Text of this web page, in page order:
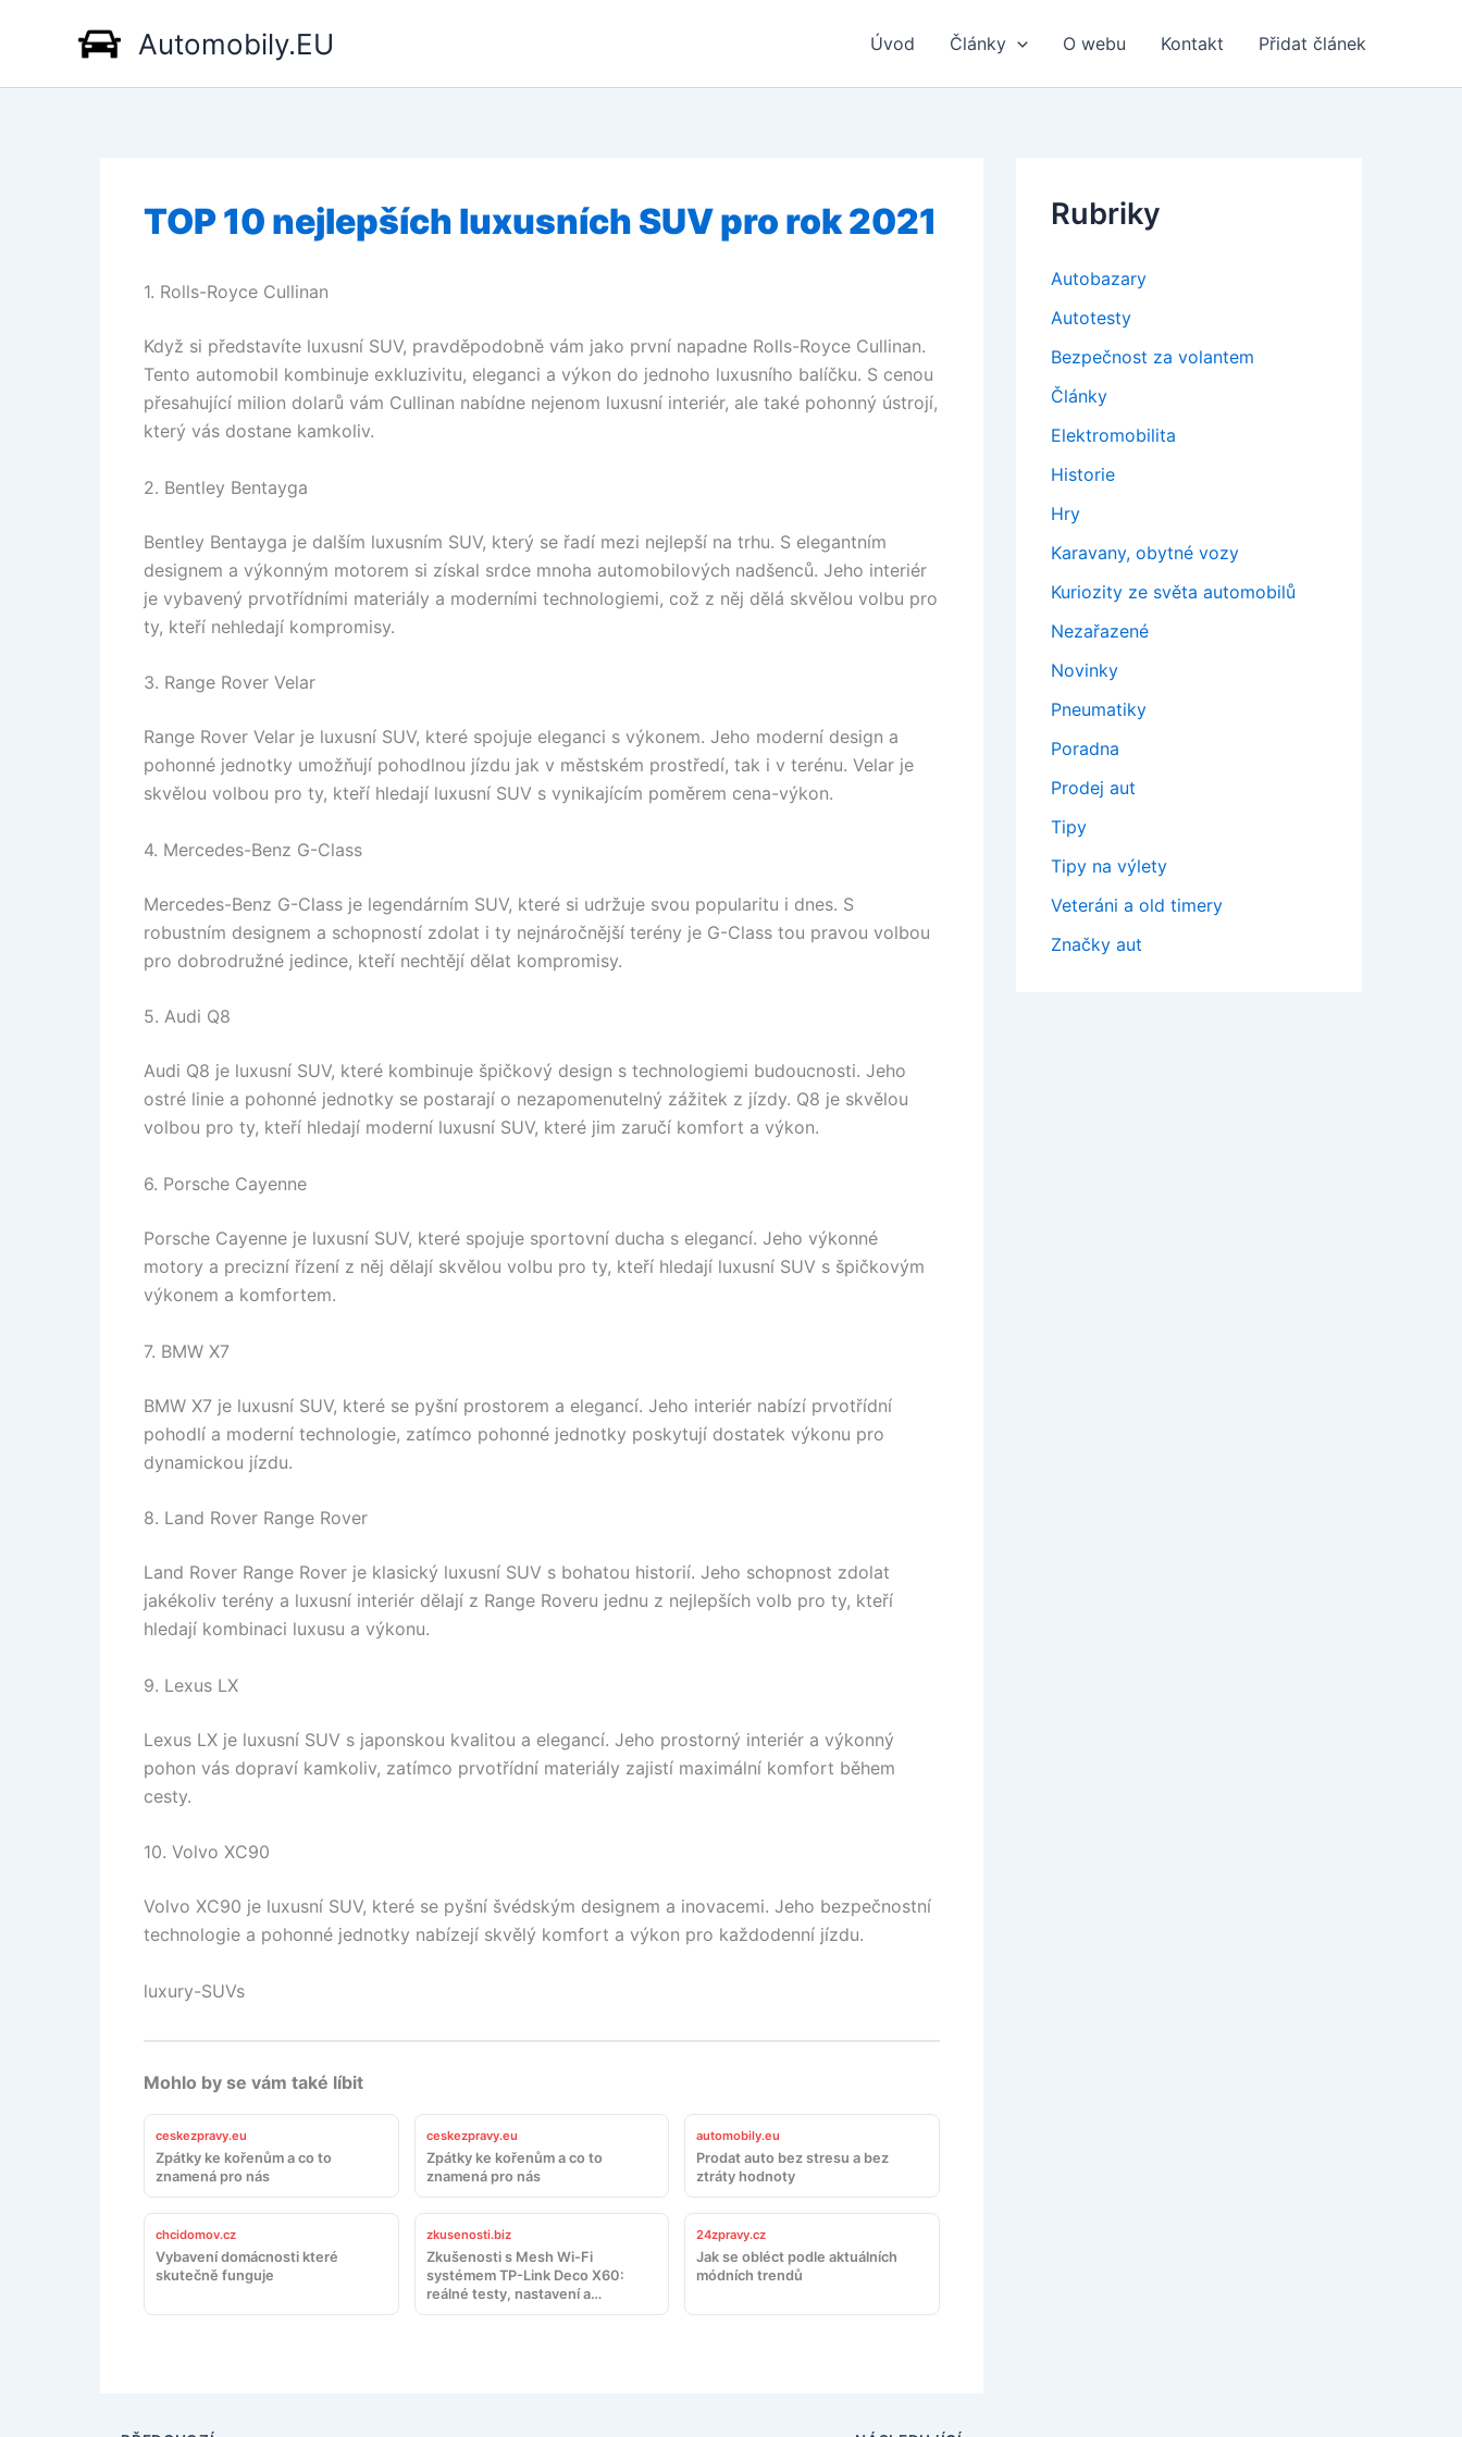
Automobily.EU Úvod Články O webu Kontakt Přidat článek
TOP 10 nejlepších luxusních SUV pro rok 2021
1. Rolls-Royce Cullinan
Když si představíte luxusní SUV, pravděpodobně vám jako první napadne Rolls-Royce Cullinan.
Tento automobil kombinuje exkluzivitu, eleganci a výkon do jednoho luxusního balíčku. S cenou
přesahující milion dolarů vám Cullinan nabídne nejenom luxusní interiér, ale také pohonný ústrojí,
který vás dostane kamkoliv.
2. Bentley Bentayga
Bentley Bentayga je dalším luxusním SUV, který se řadí mezi nejlepší na trhu. S elegantním
designem a výkonným motorem si získal srdce mnoha automobilových nadšenců. Jeho interiér
je vybavený prvotřídními materiály a moderními technologiemi, což z něj dělá skvělou volbu pro
ty, kteří nehledají kompromisy.
3. Range Rover Velar
Range Rover Velar je luxusní SUV, které spojuje eleganci s výkonem. Jeho moderní design a
pohonné jednotky umožňují pohodlnou jízdu jak v městském prostředí, tak i v terénu. Velar je
skvělou volbou pro ty, kteří hledají luxusní SUV s vynikajícím poměrem cena-výkon.
4. Mercedes-Benz G-Class
Mercedes-Benz G-Class je legendárním SUV, které si udržuje svou popularitu i dnes. S
robustním designem a schopností zdolat i ty nejnáročnější terény je G-Class tou pravou volbou
pro dobrodružné jedince, kteří nechtějí dělat kompromisy.
5. Audi Q8
Audi Q8 je luxusní SUV, které kombinuje špičkový design s technologiemi budoucnosti. Jeho
ostré linie a pohonné jednotky se postarají o nezapomenutelný zážitek z jízdy. Q8 je skvělou
volbou pro ty, kteří hledají moderní luxusní SUV, které jim zaručí komfort a výkon.
6. Porsche Cayenne
Porsche Cayenne je luxusní SUV, které spojuje sportovní ducha s elegancí. Jeho výkonné
motory a precizní řízení z něj dělají skvělou volbu pro ty, kteří hledají luxusní SUV s špičkovým
výkonem a komfortem.
7. BMW X7
BMW X7 je luxusní SUV, které se pyšní prostorem a elegancí. Jeho interiér nabízí prvotřídní
pohodlí a moderní technologie, zatímco pohonné jednotky poskytují dostatek výkonu pro
dynamickou jízdu.
8. Land Rover Range Rover
Land Rover Range Rover je klasický luxusní SUV s bohatou historií. Jeho schopnost zdolat
jakékoliv terény a luxusní interiér dělají z Range Roveru jednu z nejlepších volb pro ty, kteří
hledají kombinaci luxusu a výkonu.
9. Lexus LX
Lexus LX je luxusní SUV s japonskou kvalitou a elegancí. Jeho prostorný interiér a výkonný
pohon vás dopraví kamkoliv, zatímco prvotřídní materiály zajistí maximální komfort během
cesty.
10. Volvo XC90
Volvo XC90 je luxusní SUV, které se pyšní švédským designem a inovacemi. Jeho bezpečnostní
technologie a pohonné jednotky nabízejí skvělý komfort a výkon pro každodenní jízdu.
luxury-SUVs
Mohlo by se vám také líbit
ceskezpravy.eu
Zpátky ke kořenům a co to
znamená pro nás
ceskezpravy.eu
Zpátky ke kořenům a co to
znamená pro nás
automobily.eu
Prodat auto bez stresu a bez
ztráty hodnoty
chcidomov.cz
Vybavení domácnosti které
skutečně funguje
zkusenosti.biz
Zkušenosti s Mesh Wi-Fi
systémem TP-Link Deco X60:
reálné testy, nastavení a
doporučení
24zpravy.cz
Jak se obléct podle aktuálních
módních trendů
Rubriky
Autobazary
Autotesty
Bezpečnost za volantem
Články
Elektromobilita
Historie
Hry
Karavany, obytné vozy
Kuriozity ze světa automobilů
Nezařazené
Novinky
Pneumatiky
Poradna
Prodej aut
Tipy
Tipy na výlety
Veteráni a old timery
Značky aut